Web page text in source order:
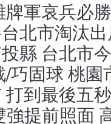
軍哀兵必
北市淘汰
縣 台北市
巧固球 桃園
到最後五
強提前照面